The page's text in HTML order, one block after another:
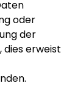
oder
der
dies erweist